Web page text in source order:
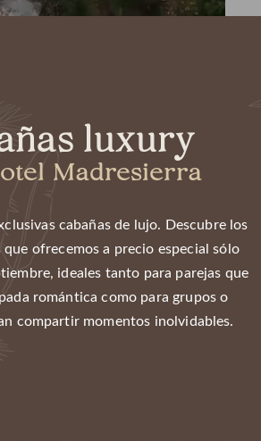
luxury
Madresierra
cabañas de lujo. Descubre los
que ofrecemos a precio especial sólo
ideales tanto para parejas que
romántica como para grupos o
compartir momentos inolvidables.